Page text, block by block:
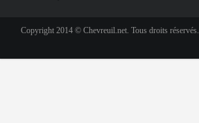
Copyright 2014 © Chevreuil.net. Tous droits réservés.